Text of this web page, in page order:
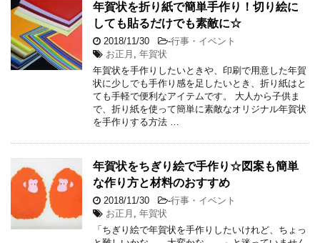
年賀状を折り紙で簡単手作り！切り絵に
しても貼るだけでも素敵に☆
2018/11/30 -行事・イベント
お正月
年賀状
年賀状を手作りしたいときや、印刷で用意した年賀
状に少しでも手作り感を足したいとき、折り紙はと
ても手軽で便利なアイテムです。 大人から子供ま
で、折り紙を使って簡単に素敵なオリジナル年賀状
を手作りする方法 …
年賀状をちぎり絵で手作り☆図案も簡単
な作り方と材料のおすすめ
2018/11/30 -行事・イベント
お正月
年賀状
「ちぎり絵で年賀状を手作りしたいけれど、ちょっ